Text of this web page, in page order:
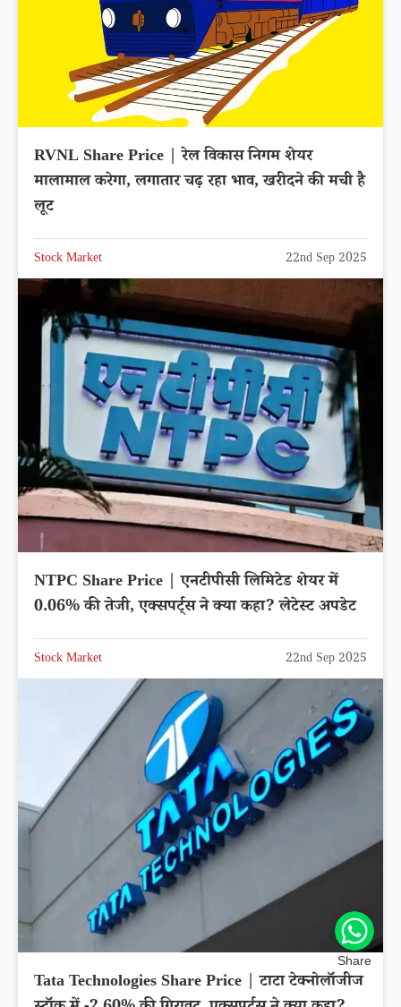
RVNL Share Price | रेल विकास निगम शेयर
मालामाल करेगा, लगातार चढ़ रहा भाव, खरीदने की मची है
लूट
Stock Market 22nd Sep 2025
NTPC Share Price | एनटीपीसी लिमिटेड शेयर में
0.06% की तेजी, एक्सपर्ट्स ने क्या कहा? लेटेस्ट अपडेट
Stock Market 22nd Sep 2025
Tata Technologies Share Price | टाटा टेक्नोलॉजीज
Share